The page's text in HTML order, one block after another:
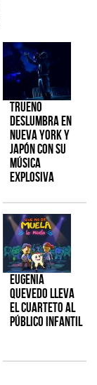
TRUENO
deslumbra en
Nueva York y
Japón con su
música
explosiva
Eugenia
Quevedo lleva
el cuarteto al
público infantil